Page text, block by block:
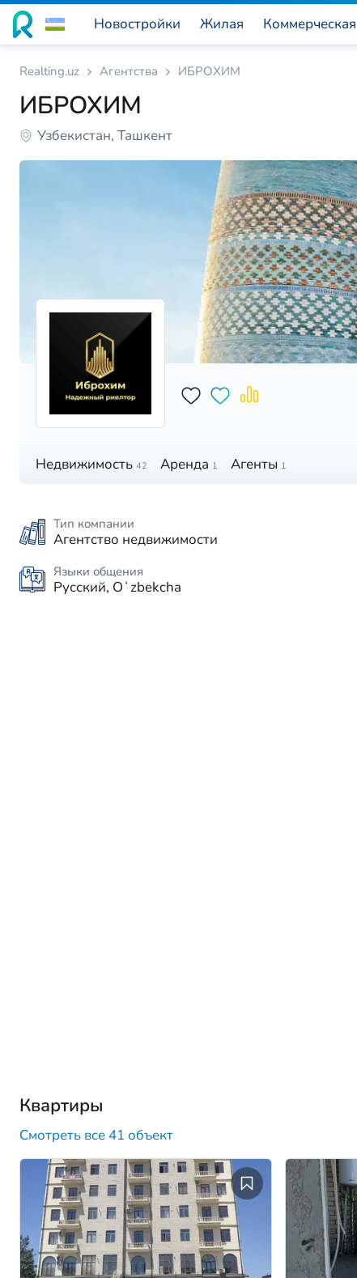
Новостройки Жилая Коммерческая
Realting.uz Агентства ИБРОХИМ
ИБРОХИМ
Узбекистан, Ташкент
Недвижимость 42 Аренда 1 Агенты 1
Тип компании
Агентство недвижимости
Языки общения
Русский, Oʻzbekcha
Квартиры
Смотреть все 41 объект